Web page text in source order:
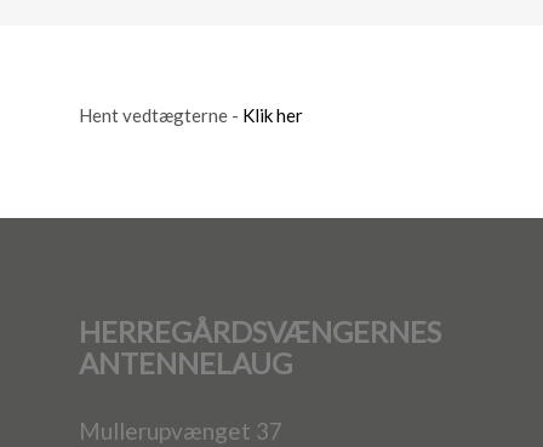
Hent vedtægterne - Klik her
HERREGÅRDSVÆNGERNES
ANTENNELAUG
Mullerupvænget 37